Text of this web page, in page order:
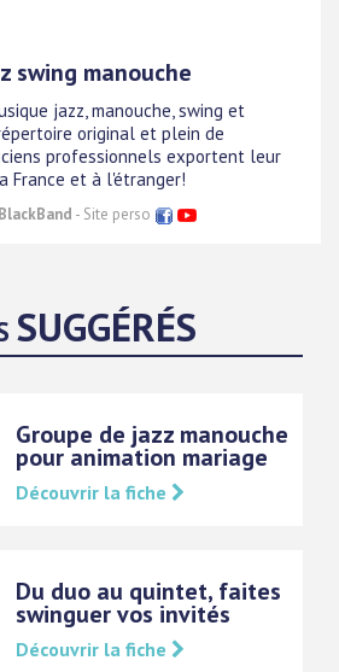
swing manouche
jazz, manouche, swing et
original et plein de
professionnels exportent leur
France et à l'étranger!
- Site perso
SUGGÉRÉS
Groupe de jazz manouche
pour animation mariage
Découvrir la fiche
Du duo au quintet, faites
swinguer vos invités
Découvrir la fiche